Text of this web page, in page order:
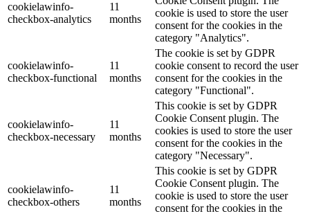
cookielawinfo-
checkbox-analytics
11
months
cookie is used to store the user
consent for the cookies in the
category "Analytics".
cookielawinfo-
checkbox-functional
11
months
The cookie is set by GDPR
cookie consent to record the user
consent for the cookies in the
category "Functional".
cookielawinfo-
checkbox-necessary
11
months
This cookie is set by GDPR
Cookie Consent plugin. The
cookies is used to store the user
consent for the cookies in the
category "Necessary".
cookielawinfo-
checkbox-others
11
months
This cookie is set by GDPR
Cookie Consent plugin. The
cookie is used to store the user
consent for the cookies in the